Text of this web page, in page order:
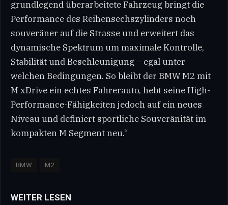
grundlegend überarbeitete Fahrzeug bringt die
Performance des Reihensechszylinders noch
souveräner auf die Strasse und erweitert das
dynamische Spektrum um maximale Kontrolle,
Stabilität und Beschleunigung – egal unter
welchen Bedingungen. So bleibt der BMW M2 mit
M xDrive ein echtes Fahrerauto, hebt seine High-
Performance-Fähigkeiten jedoch auf ein neues
Niveau und definiert sportliche Souveränität im
kompakten M Segment neu.“
BMW M2
WEITER LESEN